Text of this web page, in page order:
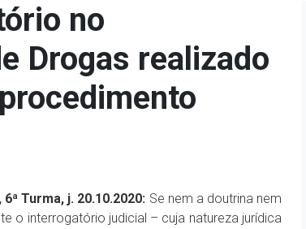
no
Drogas realizado
Turma, j. 20.10.2020: Se nem a doutrina nem
o interrogatório judicial – cuja natureza jurídica